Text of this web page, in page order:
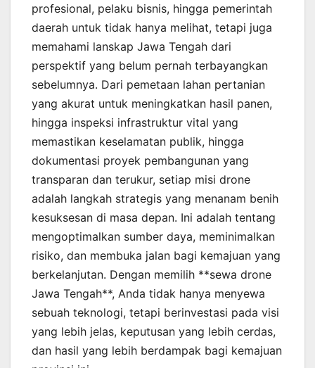
profesional, pelaku bisnis, hingga pemerintah
daerah untuk tidak hanya melihat, tetapi juga
memahami lanskap Jawa Tengah dari
perspektif yang belum pernah terbayangkan
sebelumnya. Dari pemetaan lahan pertanian
yang akurat untuk meningkatkan hasil panen,
hingga inspeksi infrastruktur vital yang
memastikan keselamatan publik, hingga
dokumentasi proyek pembangunan yang
transparan dan terukur, setiap misi drone
adalah langkah strategis yang menanam benih
kesuksesan di masa depan. Ini adalah tentang
mengoptimalkan sumber daya, meminimalkan
risiko, dan membuka jalan bagi kemajuan yang
berkelanjutan. Dengan memilih **sewa drone
Jawa Tengah**, Anda tidak hanya menyewa
sebuah teknologi, tetapi berinvestasi pada visi
yang lebih jelas, keputusan yang lebih cerdas,
dan hasil yang lebih berdampak bagi kemajuan